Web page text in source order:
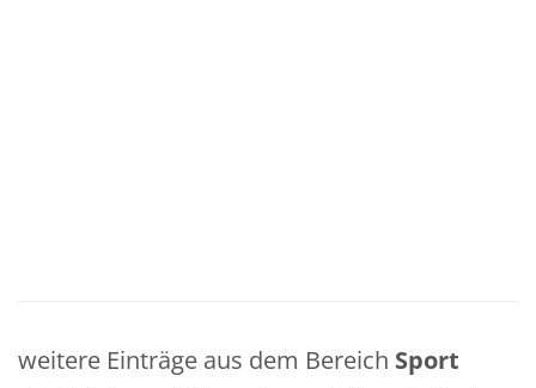
weitere Einträge aus dem Bereich Sport